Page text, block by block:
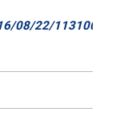
08/22/11310031/